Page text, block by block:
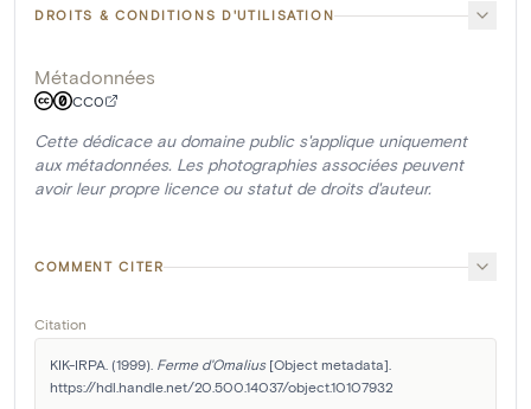
DROITS & CONDITIONS D'UTILISATION
Métadonnées
CC0
Cette dédicace au domaine public s'applique uniquement
aux métadonnées. Les photographies associées peuvent
avoir leur propre licence ou statut de droits d'auteur.
COMMENT CITER
Citation
KIK-IRPA. (1999). Ferme d'Omalius [Object metadata].
https://hdl.handle.net/20.500.14037/object.10107932